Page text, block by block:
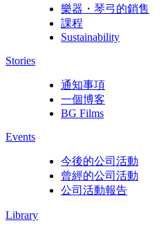
樂器・琴弓的銷售
課程
Sustainability
Stories
通知事項
一個博客
BG Films
Events
今後的公司活動
曾經的公司活動
公司活動報告
Library